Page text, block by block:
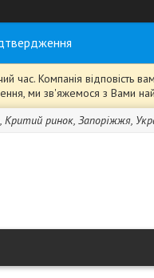
Компанія відповість
ми зв'яжемося з Вами
Критий ринок, Запоріжжя,